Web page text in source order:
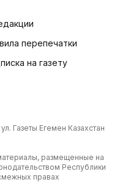
перепечатки
на газету
Газеты Егемен Казахстан
размещенные на
Республики
правах